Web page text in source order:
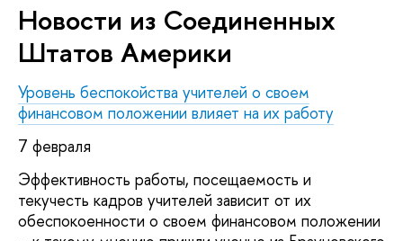
Новости из Соединенных
Штатов Америки
Уровень беспокойства учителей о своем
финансовом положении влияет на их работу
7 февраля
Эффективность работы, посещаемость и
текучесть кадров учителей зависит от их
обеспокоенности о своем финансовом положении